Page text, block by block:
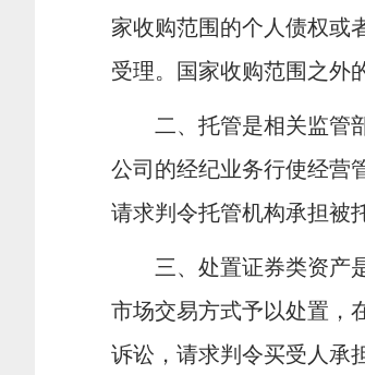
家收购范围的个人债权或
受理。国家收购范围之外
二、托管是相关监管部
公司的经纪业务行使经营
请求判令托管机构承担被
三、处置证券类资产是
市场交易方式予以处置，
诉讼，请求判令买受人承